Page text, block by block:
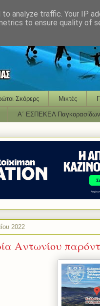
Σκόρερς Μικτές
Α΄ ΕΣΠΕΚΕΛ Παγκορασίδων
2022
Αντωνίου
analyze traffic. Your IP
to ensure quality of